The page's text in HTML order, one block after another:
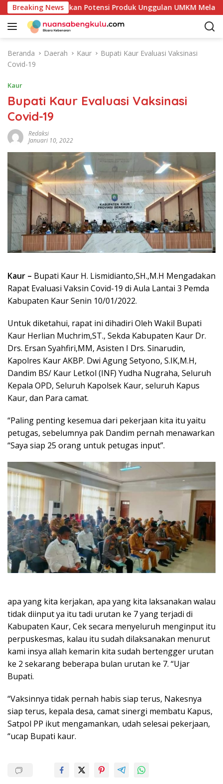
a
Breaking News
Mulai Petakan Potensi Produk Unggulan UMKM Melalui
Beranda Daerah Kaur
Bupati Kaur Evaluasi Vaksinasi
Covid-19
Kaur
Bupati Kaur Evaluasi Vaksinasi
Covid-19
Redaksi
Januari 10, 2022
Kaur – Bupati Kaur H. Lismidianto,SH.,M.H Mengadakan
Rapat Evaluasi Vaksin Covid-19 di Aula Lantai 3 Pemda
Kabupaten Kaur Senin 10/01/2022.
Untuk diketahui, rapat ini dihadiri Oleh Wakil Bupati
Kaur Herlian Muchrim,ST., Sekda Kabupaten Kaur Dr.
Drs. Ersan Syahfiri,MM, Asisten I Drs. Sinarudin,
Kapolres Kaur AKBP. Dwi Agung Setyono, S.IK,M.H,
Dandim BS/ Kaur Letkol (INF) Yudha Nugraha, Seluruh
Kepala OPD, Seluruh Kapolsek Kaur, seluruh Kapus
Kaur, dan Para camat.
“Paling penting kesemua dari pekerjaan kita itu yaitu
petugas, sebelumnya pak Dandim pernah menawarkan
“Saya siap 25 orang untuk petugas input”.
apa yang kita kerjakan, apa yang kita laksanakan walau
tidak diinput ya itu tadi urutan ke 7 yang terjadi di
Kabupaten Kaur, Cek secara menyeluruh menginput itu
perpuskesmas, kalau itu sudah dilaksanakan menurut
kami insya allah kemarin kita sudah bertengger urutan
ke 2 sekarang beberapa bulan urutan ke 7. “Ujar
Bupati.
“Vaksinnya tidak pernah habis siap terus, Nakesnya
siap terus, kepala desa, camat sinergi membatu Kapus,
Satpol PP ikut mengamankan, udah selesai pekerjaan,
“ucap Bupati kaur.